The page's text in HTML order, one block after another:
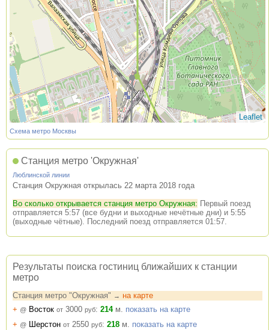
Leaflet
Схема метро Москвы
Станция метро 'Окружная'
Люблинской линии
Станция Окружная открылась 22 марта 2018 года
Во сколько открывается станция метро Окружная: Первый поезд
отправляется 5:57 (все будни и выходные нечётные дни) и 5:55
(выходные чётные). Последний поезд отправляется 01:57.
Результаты поиска гостиниц ближайших к станции
метро
Станция метро "Окружная" → на карте
+ @ Восток от 3000 руб: 214м. показать на карте
+ @ Шерстон от 2550 руб: 218 м. показать на карте